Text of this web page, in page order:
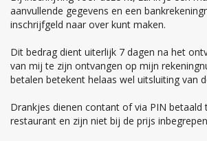
aanvullende gegevens en een
inschrijfgeld naar over kunt maken.
Dit bedrag dient uiterlijk 7 dagen na het
van mij te zijn ontvangen op mijn
betalen betekent helaas wel uitsluiting van
Drankjes dienen contant of via PIN betaald
restaurant en zijn niet bij de prijs